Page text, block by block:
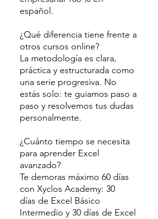
español.
¿Qué diferencia tiene frente a
otros cursos online?
La metodología es clara,
práctica y estructurada como
una serie progresiva. No
estás solo: te guiamos paso a
paso y resolvemos tus dudas
personalmente.
¿Cuánto tiempo se necesita
para aprender Excel
avanzado?
Te demoras máximo 60 días
con Xyclos Academy: 30
días de Excel Básico
Intermedio y 30 días de Excel